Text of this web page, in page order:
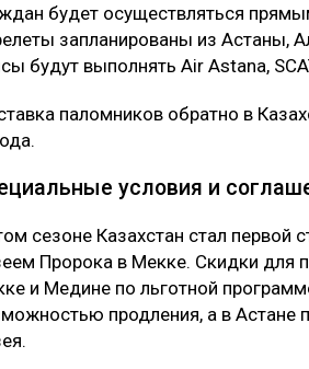
будет осуществляться
запланированы из
будут выполнять Air Astana,
паломников обратно в
условия и
сезоне Казахстан стал
Пророка в Мекке. Скидки для
и Медине по льготной
продления, а в Астане